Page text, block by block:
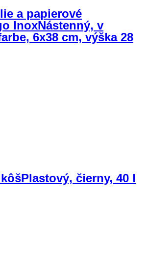
a papierové
InoxNástenný, v
6x38 cm, výška 28
Plastový, čierny, 40 l